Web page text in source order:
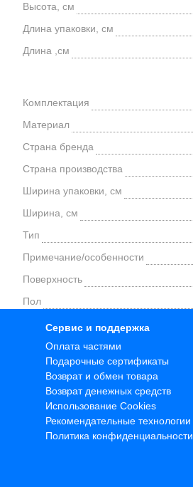
Высота, см
Длина упаковки, см
Длина ,см
Комплектация
Материал
Страна бренда
Страна производства
Ширина упаковки, см
Ширина, см
Тип
Примечание/особенности
Поверхность
Пол
Сервис и поддержка
Оплата частями
Подарочные сертификаты
Возврат и обмен товара
Возврат денежных средств
Использование Cookies
Рекомендательные технологии
Политика конфиденциальности